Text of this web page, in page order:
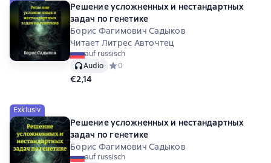
Решение усложненных и нестандартных
задач по генетике
Борис Фагимович Садыков
Читает Литрес Авточтец
auf russisch
Audio
Средний рейтинг 0 на основе 0 оценок
0
€2,14
Exklusiv
Решение усложненных и нестандартных
задач по генетике
Борис Фагимович Садыков
auf russisch